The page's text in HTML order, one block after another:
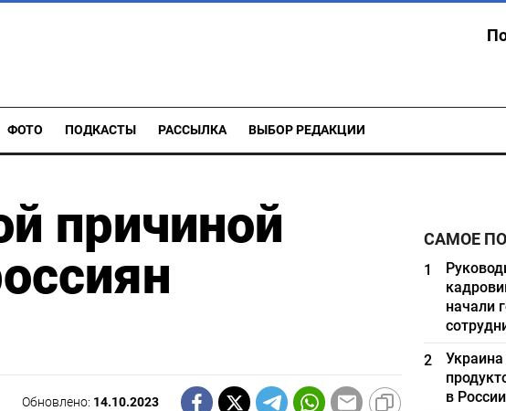
ФОТО ПОДКАСТЫ РАССЫЛКА ВЫБОР РЕДАКЦИИ
причиной
Обновлено: 14.10.2023
САМОЕ
1
начали
2
в